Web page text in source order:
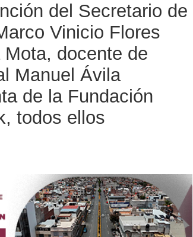
del Secretario de
Vinicio Flores
docente de
Manuel Ávila
de la Fundación
todos ellos